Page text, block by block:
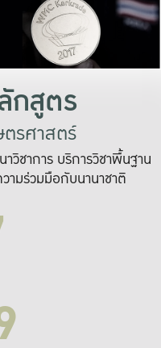
เปลี่ยนแปลง แล
เพื่อทำง
ระบบสารสนเทศ
กสูตร
รศาสตร์
ชาการ บริการวิชาพื้นฐาน
ามร่วมมือกับนานาชาติ